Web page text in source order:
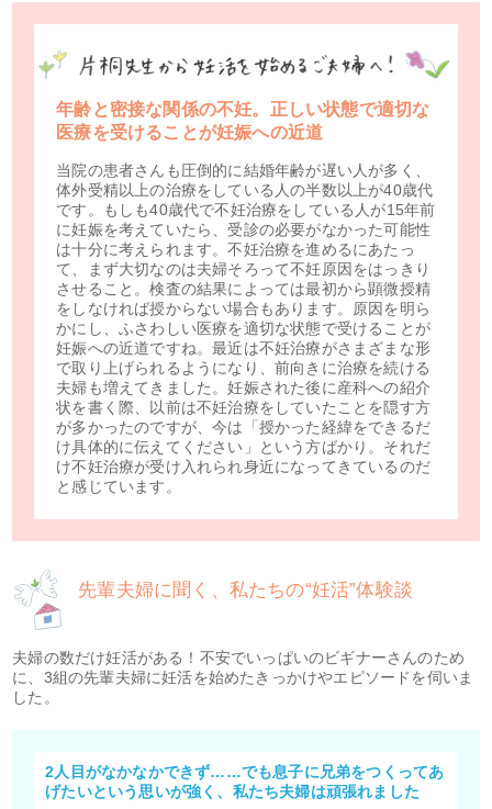
年齢と密接な関係の不妊。正しい状態で適切な
医療を受けることが妊娠への近道
当院の患者さんも圧倒的に結婚年齢が遅い人が多く、
体外受精以上の治療をしている人の半数以上が40歳代
です。もしも40歳代で不妊治療をしている人が15年前
に妊娠を考えていたら、受診の必要がなかった可能性
は十分に考えられます。不妊治療を進めるにあたっ
て、まず大切なのは夫婦そろって不妊原因をはっきり
させること。検査の結果によっては最初から顕微授精
をしなければ授からない場合もあります。原因を明ら
かにし、ふさわしい医療を適切な状態で受けることが
妊娠への近道ですね。最近は不妊治療がさまざまな形
で取り上げられるようになり、前向きに治療を続ける
夫婦も増えてきました。妊娠された後に産科への紹介
状を書く際、以前は不妊治療をしていたことを隠す方
が多かったのですが、今は「授かった経緯をできるだ
け具体的に伝えてください」という方ばかり。それだ
け不妊治療が受け入れられ身近になってきているのだ
と感じています。
先輩夫婦に聞く、私たちの“妊活”体験談
夫婦の数だけ妊活がある！不安でいっぱいのビギナーさんのため
に、3組の先輩夫婦に妊活を始めたきっかけやエピソードを伺いま
した。
2人目がなかなかできず……でも息子に兄弟をつくってあ
げたいという思いが強く、私たち夫婦は頑張れました